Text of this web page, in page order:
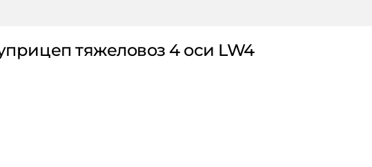
тяжеловоз 4 оси LW4